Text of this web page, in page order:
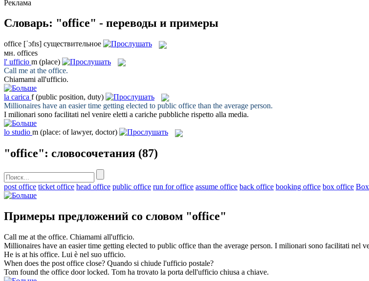
Реклама
Словарь: "office" - переводы и примеры
office [ˈɔfɪs] существительное
мн. offices
l' ufficio m (place)
Call me at the office.
Chiamami all'ufficio.
la carica f (public position, duty)
Millionaires have an easier time getting elected to public office than the average person.
I milionari sono facilitati nel venire eletti a cariche pubbliche rispetto alla media.
lo studio m (place: of lawyer, doctor)
"office": словосочетания (87)
post office ticket office head office public office run for office assume office back office booking office box office
Примеры предложений со словом "office"
Call me at the office. Chiamami all'ufficio.
Millionaires have an easier time getting elected to public office than the average person. I milionari sono facilitati nel
He is at his office. Lui è nel suo ufficio.
When does the post office close? Quando si chiude l'ufficio postale?
Tom found the office door locked. Tom ha trovato la porta dell'ufficio chiusa a chiave.